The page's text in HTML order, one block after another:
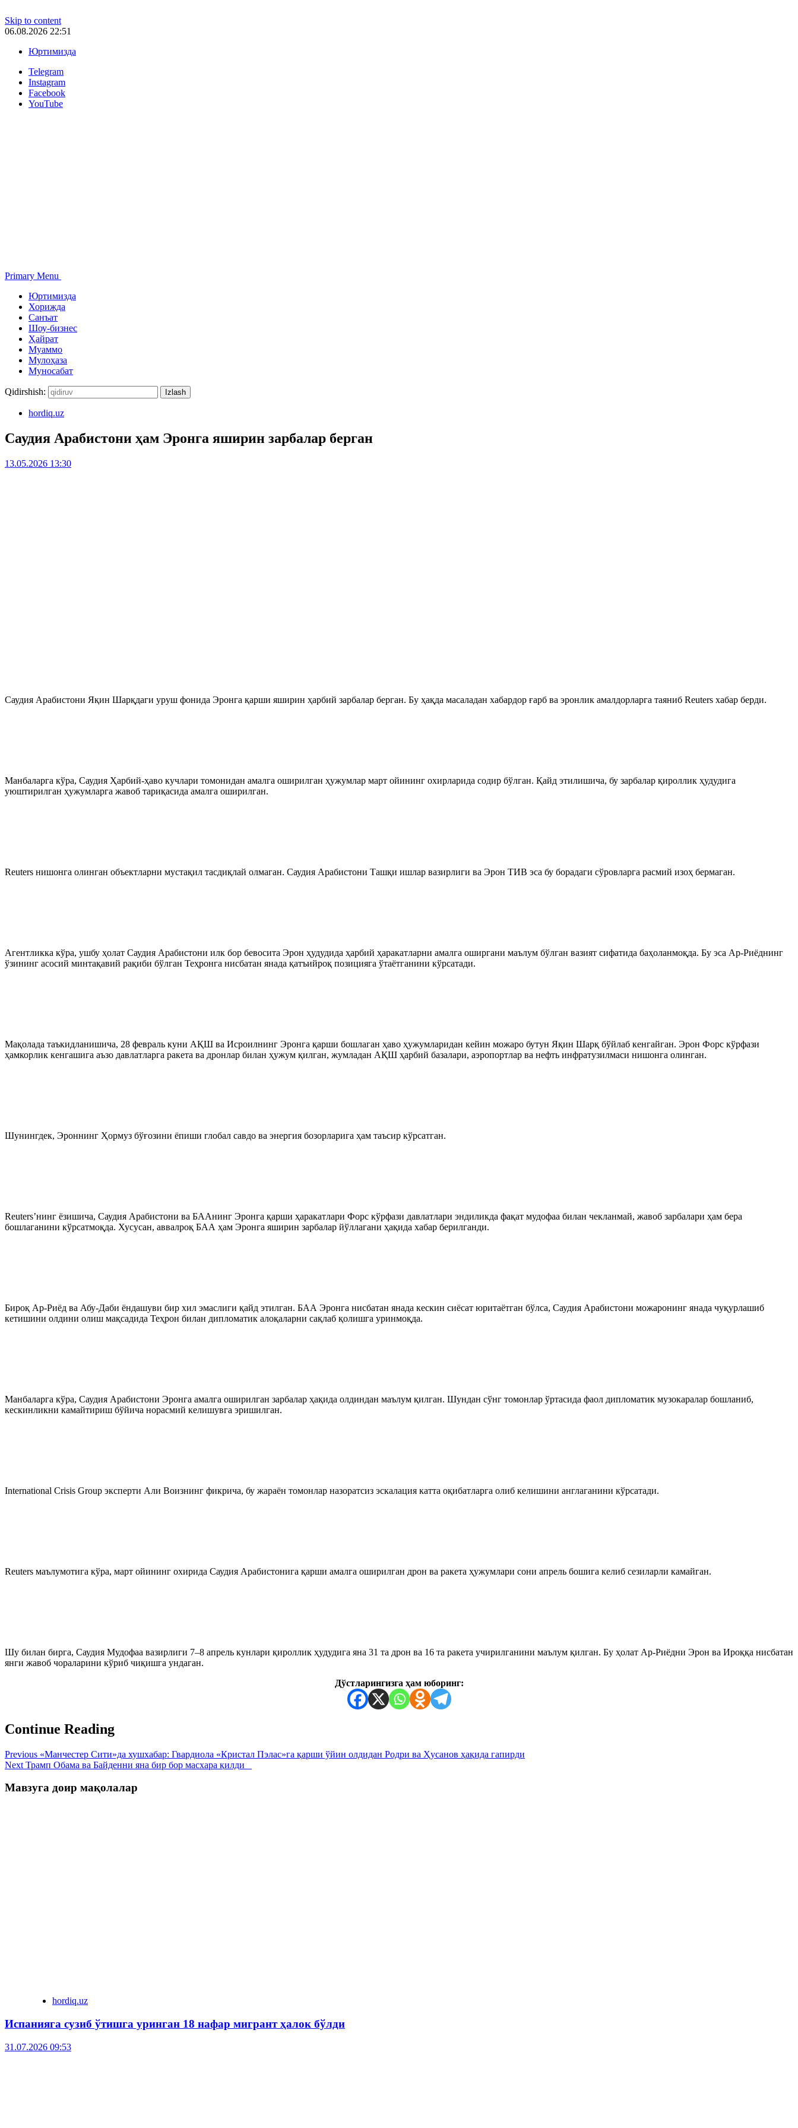
Skip to content
06.08.2026 22:51
Юртимизда
Telegram
Instagram
Facebook
YouTube
Primary Menu
Юртимизда
Хорижда
Санъат
Шоу-бизнес
Ҳайрат
Муаммо
Мулоҳаза
Муносабат
Qidirshish:
hordiq.uz
Саудия Арабистони ҳам Эронга яширин зарбалар берган
13.05.2026 13:30
Саудия Арабистони Яқин Шарқдаги уруш фонида Эронга қарши яширин ҳарбий зарбалар берган. Бу ҳақда масаладан хабардор ғарб ва эронлик амалдорларга таяниб Reuters хабар берди.
Манбаларга кўра, Саудия Ҳарбий-ҳаво кучлари томонидан амалга оширилган ҳужумлар март ойининг охирларида содир бўлган. Қайд этилишича, бу зарбалар қироллик ҳудудига
уюштирилган ҳужумларга жавоб тариқасида амалга оширилган.
Reuters нишонга олинган объектларни мустақил тасдиқлай олмаган. Саудия Арабистони Ташқи ишлар вазирлиги ва Эрон ТИВ эса бу борадаги сўровларга расмий изоҳ бермаган.
Агентликка кўра, ушбу ҳолат Саудия Арабистони илк бор бевосита Эрон ҳудудида ҳарбий ҳаракатларни амалга оширгани маълум бўлган вазият сифатида баҳоланмоқда. Бу эса Ар-Риёднинг
ўзининг асосий минтақавий рақиби бўлган Теҳронга нисбатан янада қатъийроқ позицияга ўтаётганини кўрсатади.
Мақолада таъкидланишича, 28 февраль куни АҚШ ва Исроилнинг Эронга қарши бошлаган ҳаво ҳужумларидан кейин можаро бутун Яқин Шарқ бўйлаб кенгайган. Эрон Форс кўрфази
ҳамкорлик кенгашига аъзо давлатларга ракета ва дронлар билан ҳужум қилган, жумладан АҚШ ҳарбий базалари, аэропортлар ва нефть инфратузилмаси нишонга олинган.
Шунингдек, Эроннинг Ҳормуз бўғозини ёпиши глобал савдо ва энергия бозорларига ҳам таъсир кўрсатган.
Reuters’нинг ёзишича, Саудия Арабистони ва БААнинг Эронга қарши ҳаракатлари Форс кўрфази давлатлари эндиликда фақат мудофаа билан чекланмай, жавоб зарбалари ҳам бера
бошлаганини кўрсатмоқда. Хусусан, аввалроқ БАА ҳам Эронга яширин зарбалар йўллагани ҳақида хабар берилганди.
Бироқ Ар-Риёд ва Абу-Даби ёндашуви бир хил эмаслиги қайд этилган. БАА Эронга нисбатан янада кескин сиёсат юритаётган бўлса, Саудия Арабистони можаронинг янада чуқурлашиб
кетишини олдини олиш мақсадида Теҳрон билан дипломатик алоқаларни сақлаб қолишга уринмоқда.
Манбаларга кўра, Саудия Арабистони Эронга амалга оширилган зарбалар ҳақида олдиндан маълум қилган. Шундан сўнг томонлар ўртасида фаол дипломатик музокаралар бошланиб,
кескинликни камайтириш бўйича норасмий келишувга эришилган.
International Crisis Group эксперти Али Воизнинг фикрича, бу жараён томонлар назоратсиз эскалация катта оқибатларга олиб келишини англаганини кўрсатади.
Reuters маълумотига кўра, март ойининг охирида Саудия Арабистонига қарши амалга оширилган дрон ва ракета ҳужумлари сони апрель бошига келиб сезиларли камайган.
Шу билан бирга, Саудия Мудофаа вазирлиги 7–8 апрель кунлари қироллик ҳудудига яна 31 та дрон ва 16 та ракета учирилганини маълум қилган. Бу ҳолат Ар-Риёдни Эрон ва Ироққа нисбатан
янги жавоб чораларини кўриб чиқишга ундаган.
Дўстларингизга ҳам юборинг:
Continue Reading
Previous «Манчестер Сити»да хушхабар: Гвардиола «Кристал Пэлас»га қарши ўйин олдидан Родри ва Ҳусанов ҳақида гапирди
Next Трамп Обама ва Байденни яна бир бор масхара қилди
Мавзуга доир мақолалар
hordiq.uz
Испанияга сузиб ўтишга уринган 18 нафар мигрант ҳалок бўлди
31.07.2026 09:53